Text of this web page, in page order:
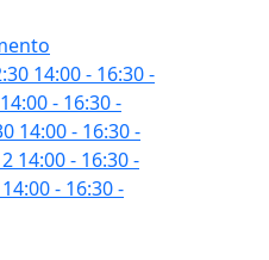
14:00 - 16:30-
14:00 - 16:30-
14:00 - 16:30-
14:00 - 16:30-
14:00 - 16:30-